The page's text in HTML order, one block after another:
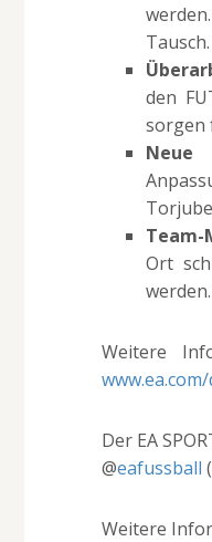
Tausch.
den
sorgen
Neue
Team-
Ort
werden.
Weitere
Der EA
@eafussball
Weitere